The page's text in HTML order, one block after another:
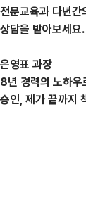
전문교육과 다년
상담을 받아보세요.
은영표 과장
8년 경력의 노하우
승인, 제가 끝까지